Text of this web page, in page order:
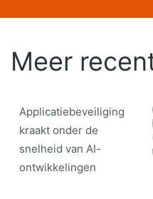
Meer
Applicatiebeveiliging
kraakt onder de
snelheid van AI-
ontwikkelingen